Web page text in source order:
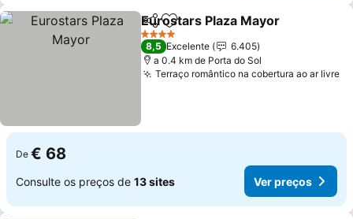
PartilharAdicionar aos favoritos
Eurostars Plaza Mayor
4 Estrelas
8,5 Excelente
6.405
a 0.4 km de Porta do Sol
Terraço romântico na cobertura ao ar livre
De € 68
Consulte os preços de 13 sites Ver preços